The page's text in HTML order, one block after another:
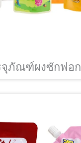
จุภัณฑ์ผงซักฟอก